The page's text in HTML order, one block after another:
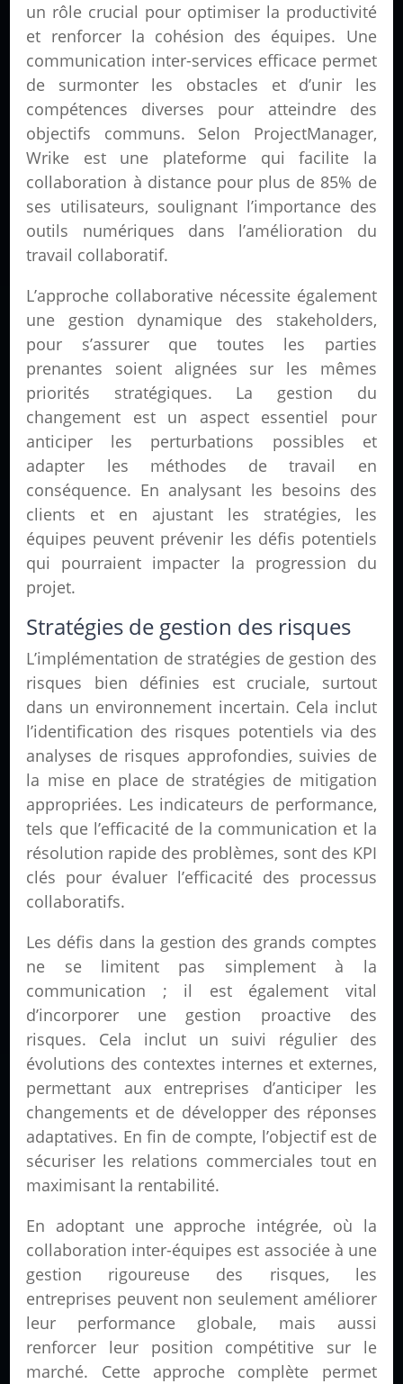
un rôle crucial pour optimiser la productivité
et renforcer la cohésion des équipes. Une
communication inter-services efficace permet
de surmonter les obstacles et d’unir les
compétences diverses pour atteindre des
objectifs communs. Selon ProjectManager,
Wrike est une plateforme qui facilite la
collaboration à distance pour plus de 85% de
ses utilisateurs, soulignant l’importance des
outils numériques dans l’amélioration du
travail collaboratif.
L’approche collaborative nécessite également
une gestion dynamique des stakeholders,
pour s’assurer que toutes les parties
prenantes soient alignées sur les mêmes
priorités stratégiques. La gestion du
changement est un aspect essentiel pour
anticiper les perturbations possibles et
adapter les méthodes de travail en
conséquence. En analysant les besoins des
clients et en ajustant les stratégies, les
équipes peuvent prévenir les défis potentiels
qui pourraient impacter la progression du
projet.
Stratégies de gestion des risques
L’implémentation de stratégies de gestion des
risques bien définies est cruciale, surtout
dans un environnement incertain. Cela inclut
l’identification des risques potentiels via des
analyses de risques approfondies, suivies de
la mise en place de stratégies de mitigation
appropriées. Les indicateurs de performance,
tels que l’efficacité de la communication et la
résolution rapide des problèmes, sont des KPI
clés pour évaluer l’efficacité des processus
collaboratifs.
Les défis dans la gestion des grands comptes
ne se limitent pas simplement à la
communication ; il est également vital
d’incorporer une gestion proactive des
risques. Cela inclut un suivi régulier des
évolutions des contextes internes et externes,
permettant aux entreprises d’anticiper les
changements et de développer des réponses
adaptatives. En fin de compte, l’objectif est de
sécuriser les relations commerciales tout en
maximisant la rentabilité.
En adoptant une approche intégrée, où la
collaboration inter-équipes est associée à une
gestion rigoureuse des risques, les
entreprises peuvent non seulement améliorer
leur performance globale, mais aussi
renforcer leur position compétitive sur le
marché. Cette approche complète permet